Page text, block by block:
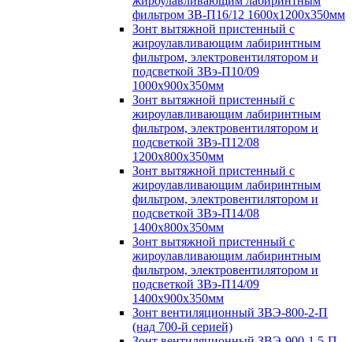
фильтром ЗВ-П16/12 1600х1200х350мм
Зонт вытяжной пристенный с
жироулавливающим лабиринтным
фильтром, электровентилятором и
подсветкой ЗВэ-П10/09
1000х900х350мм
Зонт вытяжной пристенный с
жироулавливающим лабиринтным
фильтром, электровентилятором и
подсветкой ЗВэ-П12/08
1200х800х350мм
Зонт вытяжной пристенный с
жироулавливающим лабиринтным
фильтром, электровентилятором и
подсветкой ЗВэ-П14/08
1400х800х350мм
Зонт вытяжной пристенный с
жироулавливающим лабиринтным
фильтром, электровентилятором и
подсветкой ЗВэ-П14/09
1400х900х350мм
Зонт вентиляционный ЗВЭ-800-2-П
(над 700-й серией)